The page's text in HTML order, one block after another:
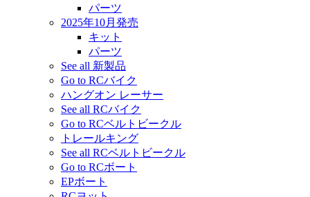
パーツ
2025年10月発売
キット
パーツ
See all 新製品
Go to RCバイク
ハングオン レーサー
See all RCバイク
Go to RCベルトビークル
トレールキング
See all RCベルトビークル
Go to RCボート
EPボート